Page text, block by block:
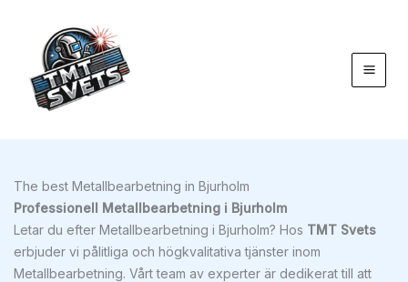
innehåll
The best Metallbearbetning in Bjurholm
Professionell Metallbearbetning i Bjurholm
Letar du efter Metallbearbetning i Bjurholm? Hos TMT Svets
erbjuder vi pålitliga och högkvalitativa tjänster inom
Metallbearbetning. Vårt team av experter är dedikerat till att